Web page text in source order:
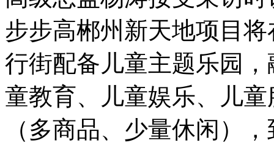
步步高郴州新天地项目
行街配备儿童主题乐园
童教育、儿童娱乐、儿
（多商品、少量休闲）